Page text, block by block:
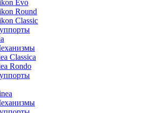
Evo
Round
Classic
Classica
Rondo